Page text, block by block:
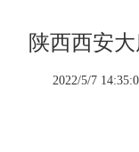
陕西西安
2022/5/7